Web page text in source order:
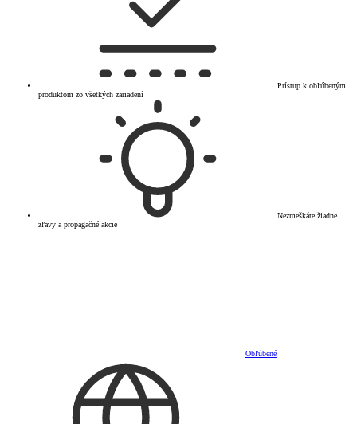
Prístup k obľúbeným
produktom zo všetkých zariadení
Nezmeškáte žiadne
zľavy a propagačné akcie
Obľúbené